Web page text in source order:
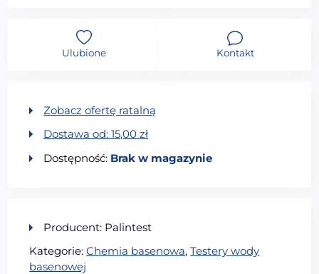
Ulubione Kontakt
Zobacz ofertę ratalną
Dostawa od:15,00zł
Dostępność: Brak w magazynie
Producent: Palintest
Kategorie:Chemia basenowa,Testery wody
basenowej